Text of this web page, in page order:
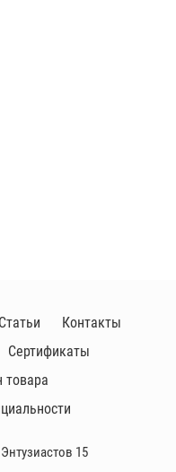
15
Статьи
Контакты
Сертификаты
товара